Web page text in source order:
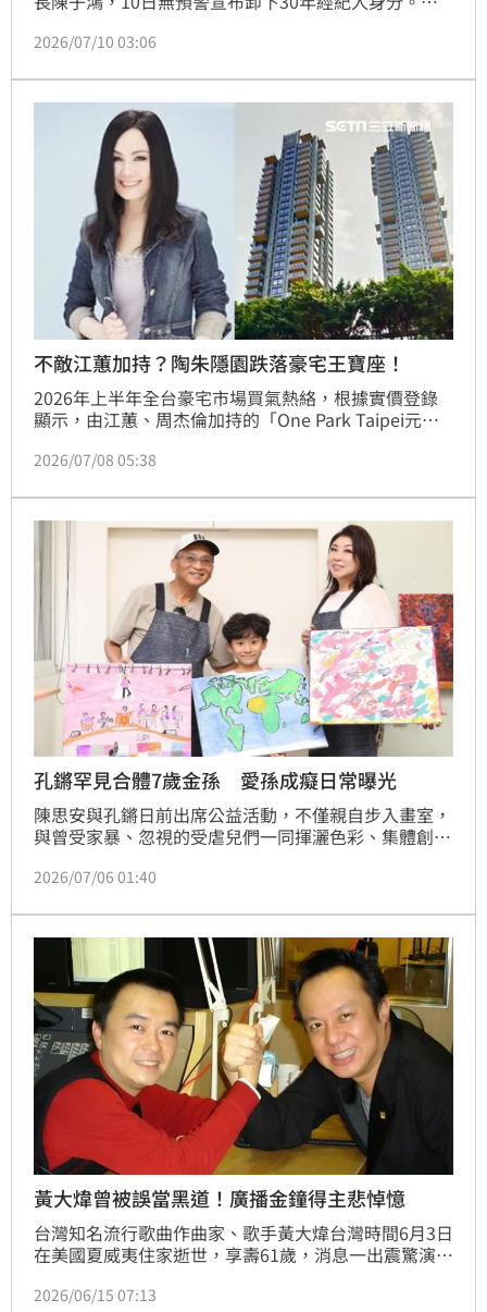
未來將不再把藝人的成敗背在自己身上，回歸最熟悉的
2026/07/10 03:06
不敵江蕙加持？陶朱隱園跌落豪宅王寶座！
2026年上半年全台豪宅市場買氣熱絡，根據實價登錄
顯示，由江蕙、周杰倫加持的「One Park Taipei元利
知名旋轉豪宅「陶朱隱園」雖單價屈居亞軍，但憑藉每
專家張旭嵐指出，受惠股市暢旺與科技業獲利，高端買
家資產配置需求強勁，豪宅不僅具自住價值，更兼具社
交與資產保值功能。此外，隨精華地段都更與危老案增
多，市場出現豪宅精巧化趨勢，不到百坪的精華區建案
因地段優勢與便利性，深受新貴富豪青睞，軟性物業管
理亦成購屋關鍵指標。
2026/07/08 05:38
孔鏘罕見合體7歲金孫 愛孫成癡日常曝光
陳思安與孔鏘日前出席公益活動，不僅親自步入畫室，
與曾受家暴、忽視的受虐兒們一同揮灑色彩、集體創
償捐出。這兩幅充滿溫度的藝術作品，將於7月19日愛
基金，期盼號召社會大眾共同織起一張安全的守護網。
2026/07/06 01:40
黃大煒曾被誤當黑道！廣播金鐘得主悲悼憶
台灣知名流行歌曲作曲家、歌手黃大煒台灣時間6月3日
在美國夏威夷住家逝世，享壽61歲，消息一出震驚演藝
洋也在社群平台發文追憶黃大煒，感嘆黃大煒「61歲驟
2026/06/15 07:13